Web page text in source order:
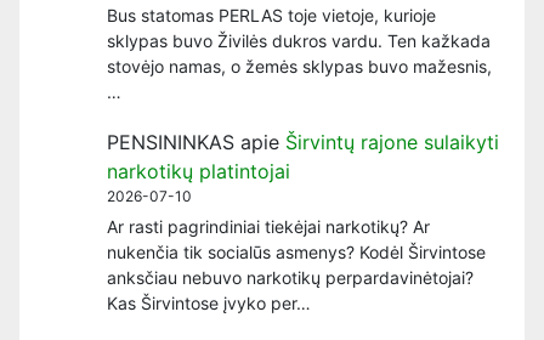
Bus statomas PERLAS toje vietoje, kurioje
sklypas buvo Živilės dukros vardu. Ten kažkada
stovėjo namas, o žemės sklypas buvo mažesnis,
…
PENSININKAS apie Širvintų rajone sulaikyti
narkotikų platintojai
2026-07-10
Ar rasti pagrindiniai tiekėjai narkotikų? Ar
nukenčia tik socialūs asmenys? Kodėl Širvintose
anksčiau nebuvo narkotikų perpardavinėtojai?
Kas Širvintose įvyko per…